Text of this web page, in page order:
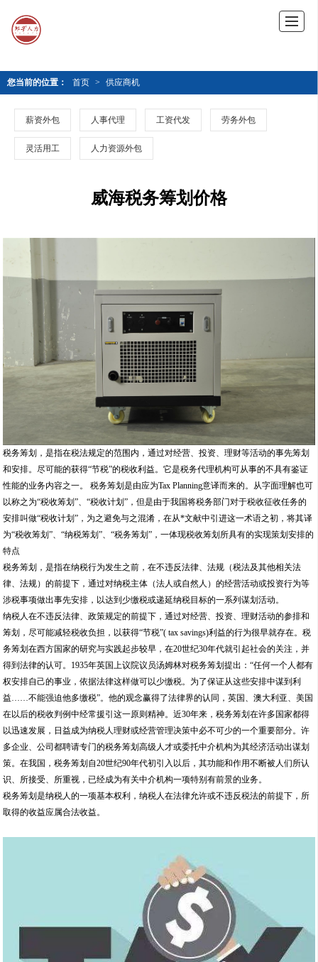
您当前的位置： 首页 > 供应商机
薪资外包 人事代理 工资代发 劳务外包
灵活用工 人力资源外包
威海税务筹划价格
税务筹划，是指在税法规定的范围内，通过对经营、投资、理财等活动的事先筹划
和安排。尽可能的获得“节税”的税收利益。它是税务代理机构可从事的不具有鉴证
性能的业务内容之一。 税务筹划是由应为Tax Planning意译而来的。从字面理解也可
以称之为“税收筹划”、“税收计划”，但是由于我国将税务部门对于税收征收任务的
安排叫做“税收计划”，为之避免与之混淆，在从*文献中引进这一术语之初，将其译
为“税收筹划”、“纳税筹划”、“税务筹划”，一体现税收筹划所具有的实现策划安排的
特点
税务筹划，是指在纳税行为发生之前，在不违反法律、法规（税法及其他相关法
律、法规）的前提下，通过对纳税主体（法人或自然人）的经营活动或投资行为等
涉税事项做出事先安排，以达到少缴税或递延纳税目标的一系列谋划活动。
纳税人在不违反法律、政策规定的前提下，通过对经营、投资、理财活动的参排和
筹划，尽可能减轻税收负担，以获得“节税”( tax savings)利益的行为很早就存在。税
务筹划在西方国家的研究与实践起步较早，在20世纪30年代就引起社会的关注，并
得到法律的认可。1935年英国上议院议员汤姆林对税务筹划提出：“任何一个人都有
权安排自己的事业，依据法律这样做可以少缴税。为了保证从这些安排中谋到利
益……不能强迫他多缴税”。他的观念赢得了法律界的认同，英国、澳大利亚、美国
在以后的税收判例中经常援引这一原则精神。近30年来，税务筹划在许多国家都得
以迅速发展，日益成为纳税人理财或经营管理决策中必不可少的一个重要部分。许
多企业、公司都聘请专门的税务筹划高级人才或委托中介机构为其经济活动出谋划
策。在我国，税务筹划自20世纪90年代初引入以后，其功能和作用不断被人们所认
识、所接受、所重视，已经成为有关中介机构一项特别有前景的业务。
税务筹划是纳税人的一项基本权利，纳税人在法律允许或不违反税法的前提下，所
取得的收益应属合法收益。